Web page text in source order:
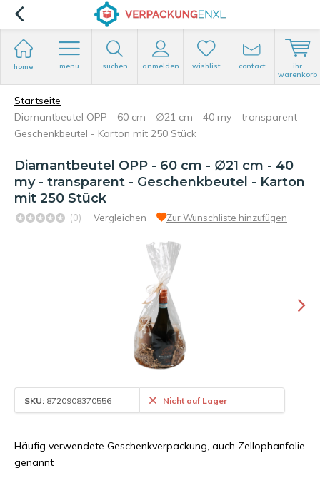
home menu suchen anmelden wishlist contact
ihr
warenkorb
Startseite
Diamantbeutel OPP - 60 cm - ∅21 cm - 40 my - transparent -
Geschenkbeutel - Karton mit 250 Stück
Diamantbeutel OPP - 60 cm - ∅21 cm - 40
my - transparent - Geschenkbeutel - Karton
mit 250 Stück
(0) Vergleichen Zur Wunschliste hinzufügen
SKU: 8720908370556 Nicht auf Lager
Häufig verwendete Geschenkverpackung, auch Zellophanfolie
genannt